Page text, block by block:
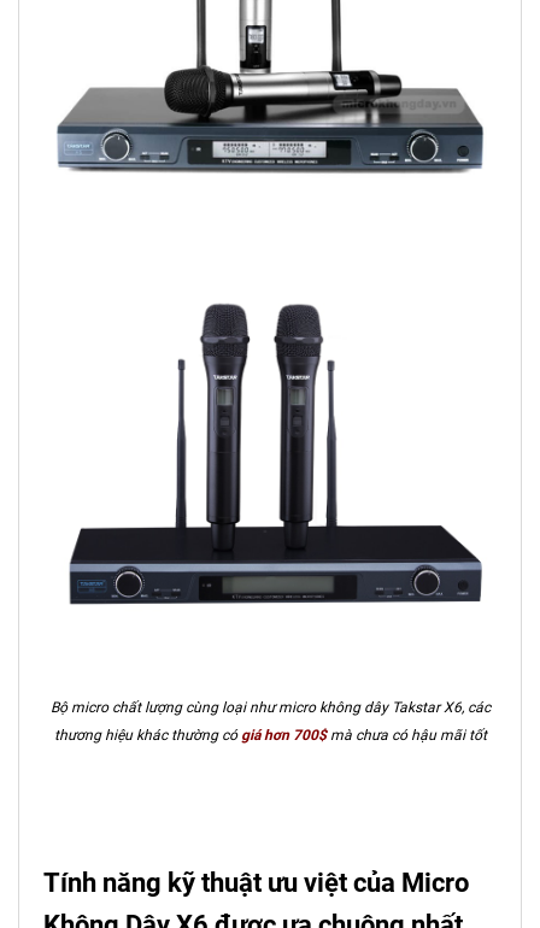
Bộ micro chất lượng cùng loại như micro không dây Takstar X6, các
thương hiệu khác thường có giá hơn 700$ mà chưa có hậu mãi tốt
Tính năng kỹ thuật ưu việt của Micro